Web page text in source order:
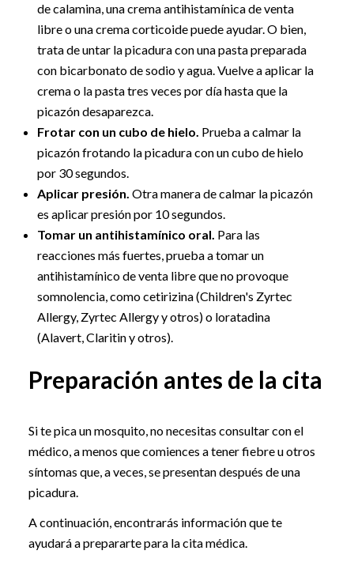
de calamina, una crema antihistamínica de venta
libre o una crema corticoide puede ayudar. O bien,
trata de untar la picadura con una pasta preparada
con bicarbonato de sodio y agua. Vuelve a aplicar la
crema o la pasta tres veces por día hasta que la
picazón desaparezca.
Frotar con un cubo de hielo. Prueba a calmar la
picazón frotando la picadura con un cubo de hielo
por 30 segundos.
Aplicar presión. Otra manera de calmar la picazón
es aplicar presión por 10 segundos.
Tomar un antihistamínico oral. Para las
reacciones más fuertes, prueba a tomar un
antihistamínico de venta libre que no provoque
somnolencia, como cetirizina (Children's Zyrtec
Allergy, Zyrtec Allergy y otros) o loratadina
(Alavert, Claritin y otros).
Preparación antes de la cita
Si te pica un mosquito, no necesitas consultar con el
médico, a menos que comiences a tener fiebre u otros
síntomas que, a veces, se presentan después de una
picadura.
A continuación, encontrarás información que te
ayudará a prepararte para la cita médica.